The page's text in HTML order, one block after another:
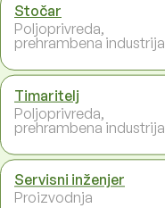
Stočar
Poljoprivreda,
prehrambena industrija
Timaritelj
Poljoprivreda,
prehrambena industrija
Servisni inženjer
Proizvodnja